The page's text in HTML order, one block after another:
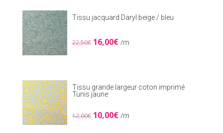
Tissu jacquard Daryl beige / bleu
22,50€ Le
16,00€Le
/m
Tissu grande largeur coton imprimé
Tunis jaune
12,00€ Le
10,00€Le
/m